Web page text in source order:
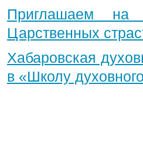
Приглашаем на
Царственных
Хабаровская
в «Школу